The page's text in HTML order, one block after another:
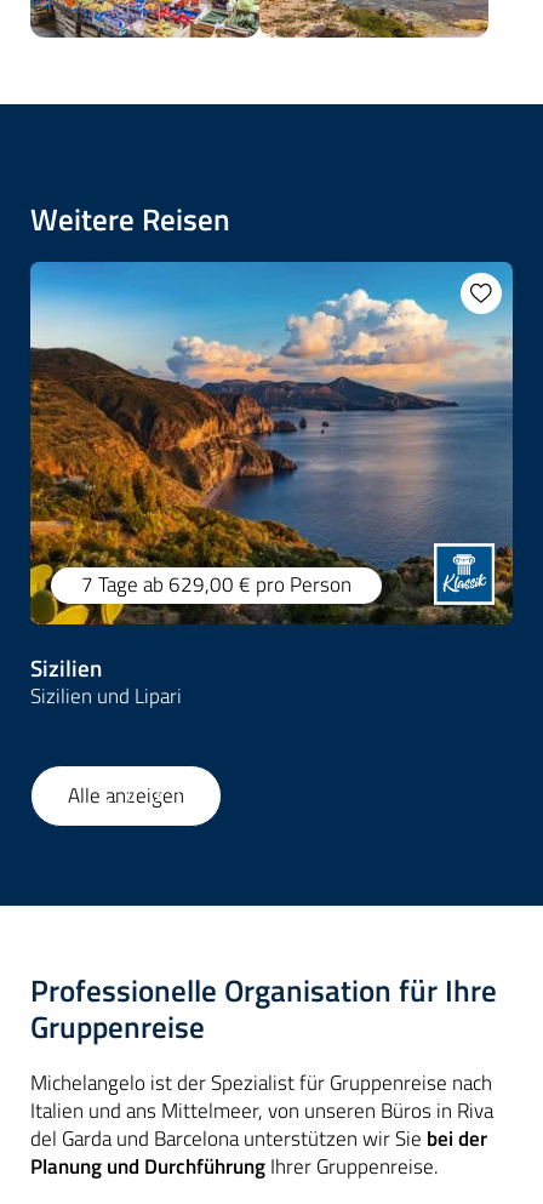
Weitere Reisen
7 Tageab 629,00 € pro Person
Sizilien
Sizilien und Lipari
1 35
Alle anzeigen
Professionelle Organisation für Ihre
Gruppenreise
Michelangelo ist der Spezialist für Gruppenreise nach
Italien und ans Mittelmeer, von unseren Büros in Riva
del Garda und Barcelona unterstützen wir Sie bei der
Planung und DurchführungIhrer Gruppenreise.